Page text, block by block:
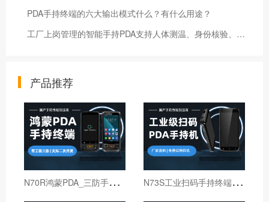
PDA手持终端的六大输出模式什么？有什么用途？
工厂上岗管理的智能手持PDA支持人体测温、身份核验、考勤
产品推荐
N
70R鸿蒙PDA_三防手持PDA终端_国产鸿蒙手持终端 N
73S工业扫码手持终端｜6寸仓库出入库PDA扫码枪